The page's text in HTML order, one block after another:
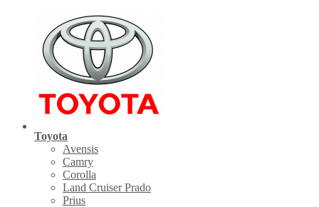
Toyota
Avensis
Camry
Corolla
Land Cruiser Prado
Prius